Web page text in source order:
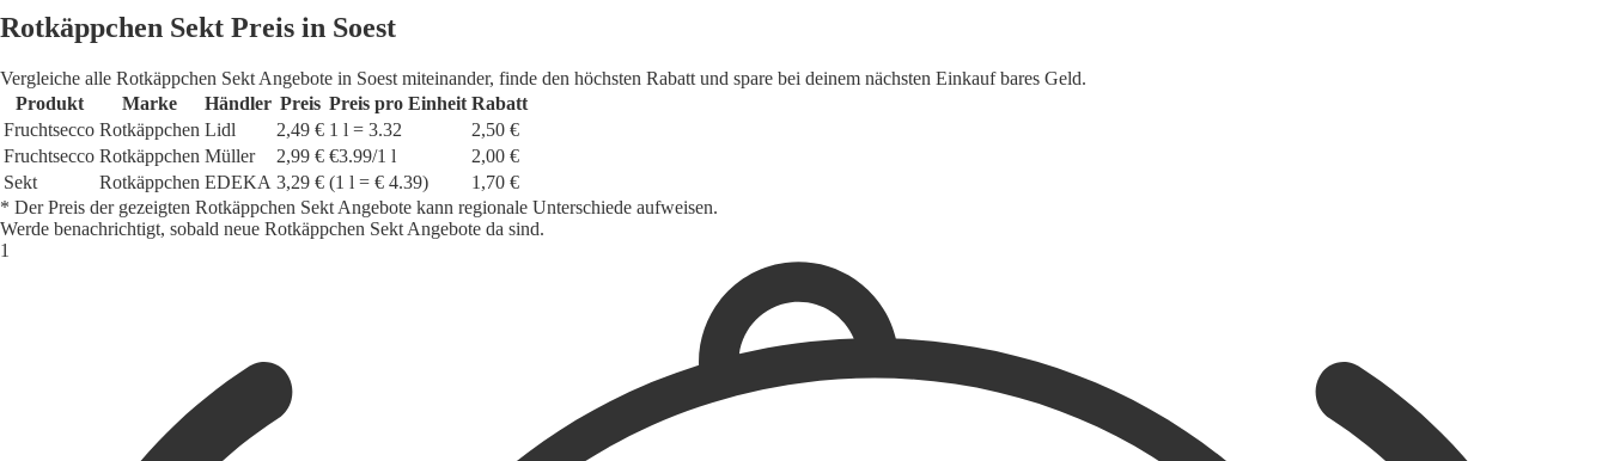
Rotkäppchen Sekt Preis in Soest
Vergleiche alle Rotkäppchen Sekt Angebote in Soest miteinander, finde den höchsten Rabatt und spare bei deinem nächsten Einkauf bares Geld.
Produkt
Marke Händler Preis Preis pro Einheit Rabatt
Fruchtsecco Rotkäppchen Lidl 2,49 € 1 l = 3.32
2,50 €
Fruchtsecco Rotkäppchen Müller 2,99 € €3.99/1 l
2,00 €
Sekt
Rotkäppchen EDEKA 3,29 € (1 l = € 4.39)
1,70 €
* Der Preis der gezeigten Rotkäppchen Sekt Angebote kann regionale Unterschiede aufweisen.
Werde benachrichtigt, sobald neue Rotkäppchen Sekt Angebote da sind.